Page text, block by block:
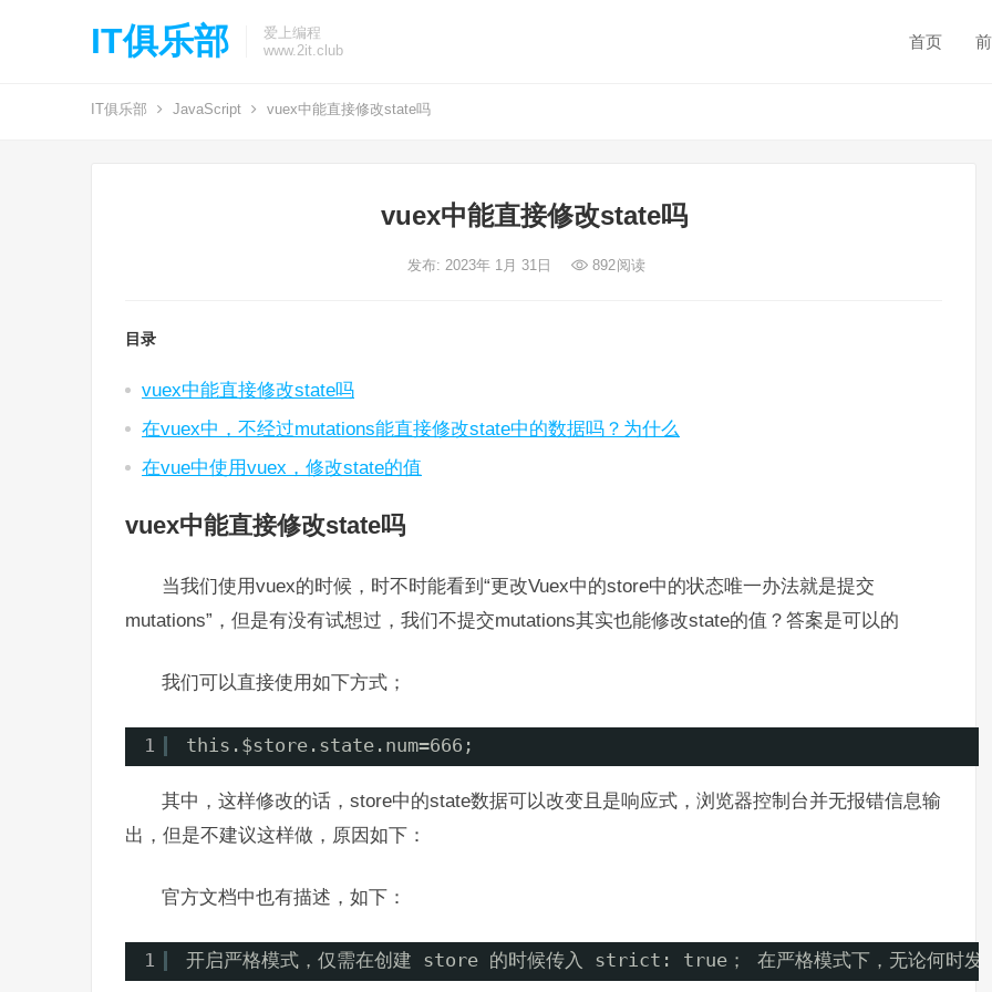
IT俱乐部
爱上编程
www.2it.club
首页
IT俱乐部 JavaScript vuex中能直接修改state吗
vuex中能直接修改state吗
发布: 2023年 1月 31日 892阅读
目录
vuex中能直接修改state吗
在vuex中，不经过mutations能直接修改state中的数据吗？为什么
在vue中使用vuex，修改state的值
vuex中能直接修改state吗
当我们使用vuex的时候，时不时能看到“更改Vuex中的store中的状态唯一办法就是提交
mutations”，但是有没有试想过，我们不提交mutations其实也能修改state的值？答案是可以的
我们可以直接使用如下方式；
1 this.$store.state.num=666;
其中，这样修改的话，store中的state数据可以改变且是响应式，浏览器控制台并无报错信息输
出，但是不建议这样做，原因如下：
官方文档中也有描述，如下：
1 开启严格模式，仅需在创建 store 的时候传入 strict: true； 在严格模式下，无论何时发生